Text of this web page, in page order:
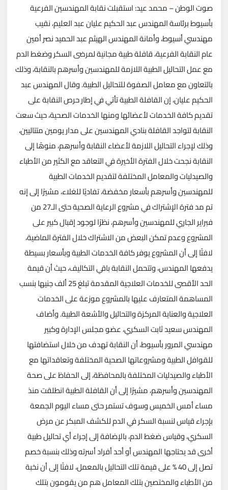
صوت الوطن – محمد عيد: استقبلت نقابة المهندسين الفرعية
بأسيوط برئاسة المهندس عبد الحكيم عليان عبد العليم، نقيب
مهندسي أسيوط، وأمانة المهندس الهيثم عبد الحميد نصر أمين
عام النقابة الفرعية، قافلة طبية مجانية لمرضى السكر وضغط الدم
مع عمل التحاليل الطبية اللازمة للمهندسين وأسرهم بالنقابة، وذلك
بالتعاون مع معامل الصفوة للتحاليل الطبية.وقال المهندس عبد
الحكيم عليان، إن القافلة الطبية تأتي في إطار حرص النقابة على
تقديم كافة الخدمات لأعضائها ومنها الخدمات الصحية، حيث سعت
النقابة لتواجد القافلة بنادي المهندسين على مدار يومين متتاليين،
وذلك لإجراء التحاليل اللازمة لأعضاء النقابة وأسرهم، منوهًا إلى
النقابة نجحت خلال الفترة الأخيرة في التعاقد مع الكثير من الأطباء
والصيدليات والمعامل المختلفة لتقديم الخدمات الطبية
للمهندسين وأسرهم بأسعار مخفضة، تفاديًا للغلاء، مشيرًا إلى إنه
تم مد فترة الإشتراك في مشروع الرعاية الصحية حتى الـ27 من
فبراير الجاري للمهندسين وأسرهم، نظرًا لوجود إقبال كبير على
المشروع وعدم تمكن البعض من الاشتراك خلال الفترة الماضية،
لافتًا إلى أن المشروع يوفر كافة الخدمات الطبية وبأسعار بسيطة
يدفعها المهندس، وتتحمل النقابة باقي التكاليف، حيث أن قيمة
الحد الأقصى للخدمات العلاجية المقدمة تبلغ 25 ألف جنيها بنسب
المساهمة المتعارف عليها بالمشروع موزعة على الخدمات
العلاجية والعناية المركزة والتحاليل والأشعة الطبية. وأضاف
المهندس سعيد ثابت السكري، عضو مجلس الإدارة وكبير
مهندسي المرور بأسيوط، أن النقابة تهدف من خلال استضافتها
للقوافل الطبية ومشروعاتها الصحية المختلفة وتعاقداتها مع
الأطباء والصيدليات المختلفة بالمحافظة، إلى الحفاظ على صحة
المهندسين وأسرهم، مشيرًا إلى أن القافلة الطبية انطلقت منذ
مساء أمس الخميس وسوف تستمر حتى مساء اليوم الجمعة
بإجراء قياس لنسبة السكر في الدم للكشف المبكر عن مرض
السكري، وقياس ضغط الدم، بالإضافة إلى إجراء أي تحاليل طبية
أخرى قد يحتاجها المهندس أو أحد أفراد أسرته وذلك بنسبة خصم
تصل إلى 40 % على قيمة تلك التحاليل بالمعمل، لافتًا إلى أن نخبة
من الأطباء والمختصين بتلك المعامل هم من يقومون بتلك